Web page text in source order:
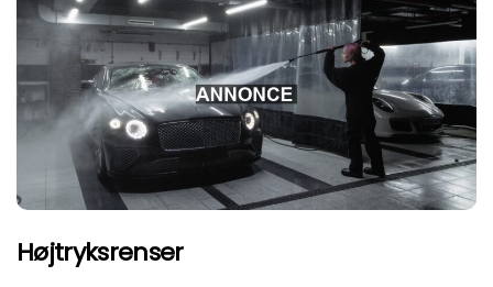
Højtryksrenser